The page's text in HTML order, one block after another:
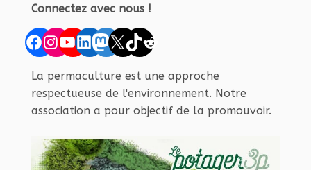
Connectez avec nous !
Facebook
Instagram
YouTube
LinkedIn
Mastodon
X TikTok
Reddit
La permaculture est une approche
respectueuse de l'environnement. Notre
association a pour objectif de la promouvoir.